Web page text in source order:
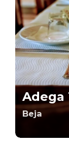
Adega
Beja